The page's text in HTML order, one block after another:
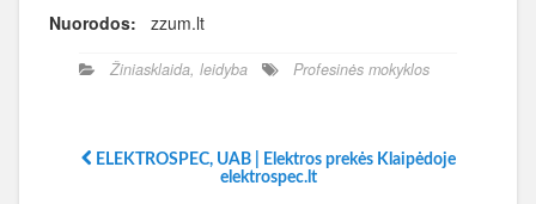
Nuorodos: zzum.lt
Žiniasklaida, leidyba Profesinės mokyklos
ELEKTROSPEC, UAB | Elektros prekės Klaipėdoje
elektrospec.lt